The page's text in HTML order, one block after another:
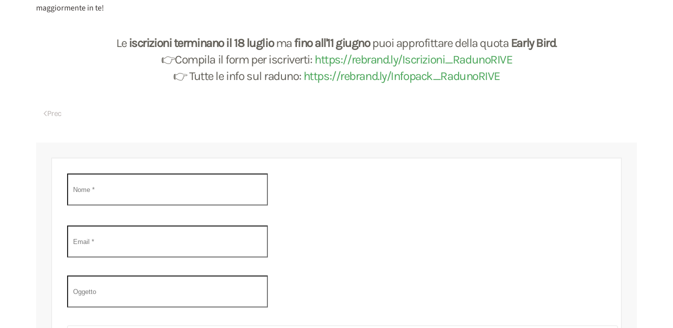
maggiormente in te!
Le iscrizioniterminano il 18 lugliomafino all'11 giugnopuoi approfittare della quota Early Bird.
👉Compila il form per iscriverti: https://rebrand.ly/Iscrizioni_RadunoRIVE
👉 Tutte le info sul raduno: https://rebrand.ly/Infopack_RadunoRIVE
Prec